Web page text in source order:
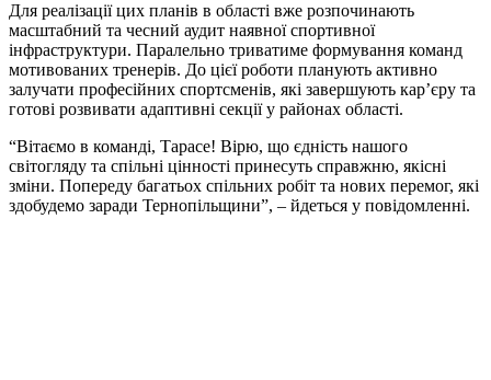
Для реалізації цих планів в області вже розпочинають
масштабний та чесний аудит наявної спортивної
інфраструктури. Паралельно триватиме формування команд
мотивованих тренерів. До цієї роботи планують активно
залучати професійних спортсменів, які завершують кар’єру та
готові розвивати адаптивні секції у районах області.
“Вітаємо в команді, Тарасе! Вірю, що єдність нашого
світогляду та спільні цінності принесуть справжню, якісні
зміни. Попереду багатьох спільних робіт та нових перемог, які
здобудемо заради Тернопільщини”, – йдеться у повідомленні.